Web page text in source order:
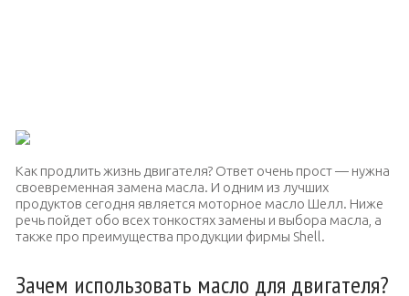
Как продлить жизнь двигателя? Ответ очень прост — нужна
своевременная замена масла. И одним из лучших
продуктов сегодня является моторное масло Шелл. Ниже
речь пойдет обо всех тонкостях замены и выбора масла, а
также про преимущества продукции фирмы Shell.
Зачем использовать масло для двигателя?